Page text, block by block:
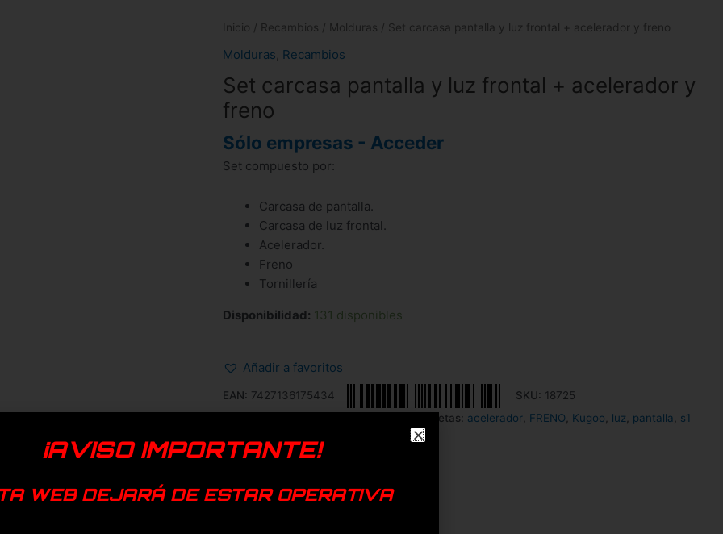
Inicio / Recambios / Molduras / Set carcasa pantalla y luz frontal + acelerador y freno
Molduras, Recambios
Set carcasa pantalla y luz frontal + acelerador y
freno
Sólo empresas - Acceder
Set compuesto por:
Carcasa de pantalla.
Carcasa de luz frontal.
Acelerador.
Freno
Tornillería
Disponibilidad: 131 disponibles
Añadir a favoritos
EAN: 7427136175434 SKU: 18725
Etiquetas: acelerador FRENO Kugoo luz pantalla s1
¡AVISO IMPORTANTE!
WEB DEJARÁ DE ESTAR OPERATIVA